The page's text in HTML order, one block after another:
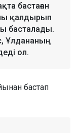
бастаған
қалдырып
басталады.
Ұлдананың
ол.
бастап